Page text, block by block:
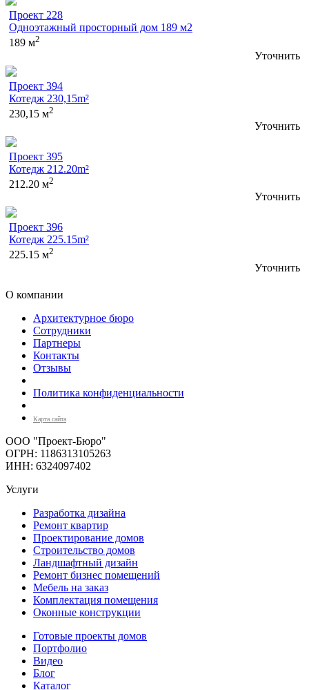
Проект 228
Одноэтажный просторный дом 189 м2
189 м2
Уточнить
Проект 394
Котедж 230,15m²
230,15 м2
Уточнить
Проект 395
Котедж 212.20m²
212.20 м2
Уточнить
Проект 396
Котедж 225.15m²
225.15 м2
Уточнить
О компании
Архитектурное бюро
Сотрудники
Партнеры
Контакты
Отзывы
Политика конфиденциальности
Карта сайта
ООО "Проект-Бюро"
ОГРН: 1186313105263
ИНН: 6324097402
Услуги
Разработка дизайна
Ремонт квартир
Проектирование домов
Строительство домов
Ландшафтный дизайн
Ремонт бизнес помещений
Мебель на заказ
Комплектация помещения
Оконные конструкции
Готовые проекты домов
Портфолио
Видео
Блог
Каталог